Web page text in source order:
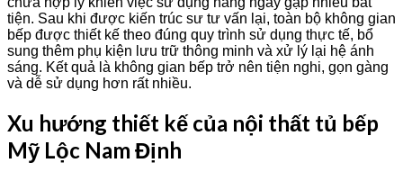
tiện. Sau khi được kiến trúc sư tư vấn lại, toàn bộ không gian
bếp được thiết kế theo đúng quy trình sử dụng thực tế, bổ
sung thêm phụ kiện lưu trữ thông minh và xử lý lại hệ ánh
sáng. Kết quả là không gian bếp trở nên tiện nghi, gọn gàng
và dễ sử dụng hơn rất nhiều.
Xu hướng thiết kế của nội thất tủ bếp
Mỹ Lộc Nam Định